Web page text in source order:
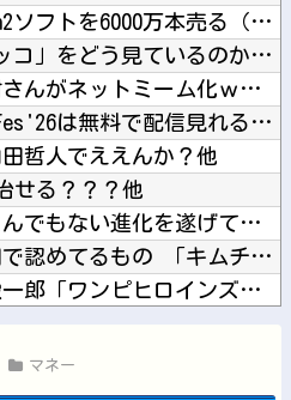
任天堂「今期中にSwitch2ソフトを6000万本売る（現在...
日本人はBYDの軽EV「ラッコ」をどう見ているのか？…中国メ...
久保史緒里ちゃんと内村さんがネットミーム化ｗ【元乃木坂46】...
【ラブライブ！】LuckyFes'26は無料で配信見れるのか...
哲人でええんか？他
せる？？？他
韓国人「現在、日本でとんでもない進化を遂げている韓国料理がこ...
お前らがメイドイン韓国で認めてるもの 「キムチ」あと3つは？...
【朗報】原作者・尾田栄一郎「ワンピヒロインズ娘に見せたら反応...
マネー